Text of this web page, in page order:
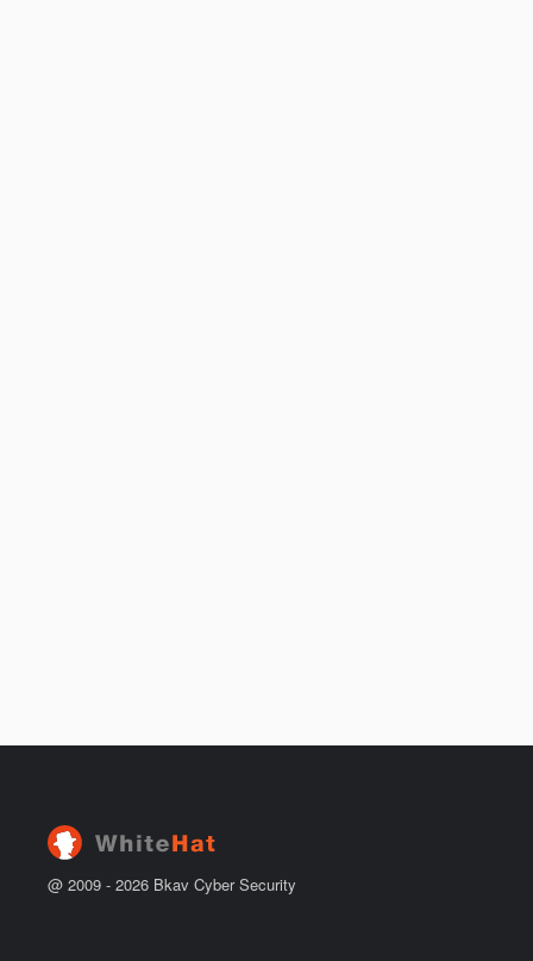
@ 2009 - 2026 Bkav Cyber Security